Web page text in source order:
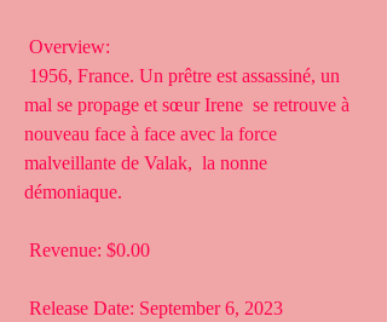
Overview:
mal se propage et sœur Irene  se retrouve à
nouveau face à face avec la force
malveillante de Valak,  la nonne
démoniaque.
Revenue: $0.00
Release Date: September 6, 2023